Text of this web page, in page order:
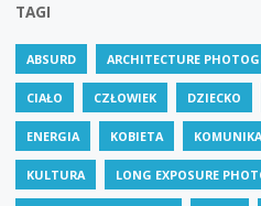
TAGI
ABSURD ARCHITECTURE
CIAŁO CZŁOWIEK DZIECKO
ENERGIA KOBIETA
KULTURA LONG EXPOSURE